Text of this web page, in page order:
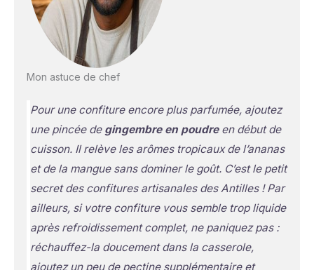
Mon astuce de chef
Pour une confiture encore plus parfumée, ajoutez
une pincée de gingembre en poudreen début de
cuisson. Il relève les arômes tropicaux de l’ananas
et de la mangue sans dominer le goût. C’est le petit
secret des confitures artisanales des Antilles ! Par
ailleurs, si votre confiture vous semble trop liquide
après refroidissement complet, ne paniquez pas :
réchauffez-la doucement dans la casserole,
ajoutez un peu de pectine supplémentaire et